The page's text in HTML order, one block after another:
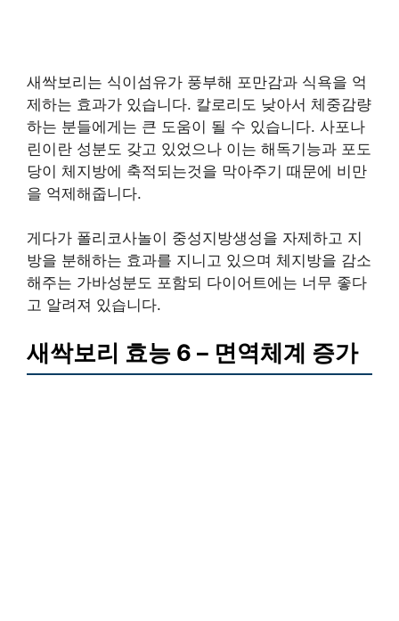
새싹보리는 식이섬유가 풍부해 포만감과 식욕을 억
제하는 효과가 있습니다. 칼로리도 낮아서 체중감량
하는 분들에게는 큰 도움이 될 수 있습니다. 사포나
린이란 성분도 갖고 있었으나 이는 해독기능과 포도
당이 체지방에 축적되는것을 막아주기 때문에 비만
을 억제해줍니다.
게다가 폴리코사놀이 중성지방생성을 자제하고 지
방을 분해하는 효과를 지니고 있으며 체지방을 감소
해주는 가바성분도 포함되 다이어트에는 너무 좋다
고 알려져 있습니다.
새싹보리 효능 6 – 면역체계 증가